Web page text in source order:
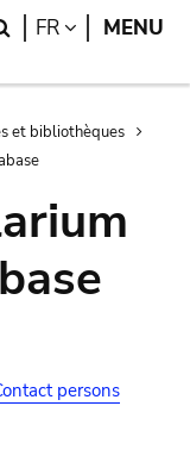
Search
FR LANGUAGE
MENU
et bibliothèques
persons